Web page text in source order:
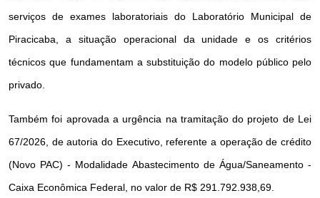
serviços de exames laboratoriais do Laboratório Municipal de
Piracicaba, a situação operacional da unidade e os critérios
técnicos que fundamentam a substituição do modelo público pelo
privado.
Também foi aprovada a urgência na tramitação do projeto de Lei
67/2026, de autoria do Executivo, referente a operação de crédito
(Novo PAC) - Modalidade Abastecimento de Água/Saneamento -
Caixa Econômica Federal, no valor de R$ 291.792.938,69.